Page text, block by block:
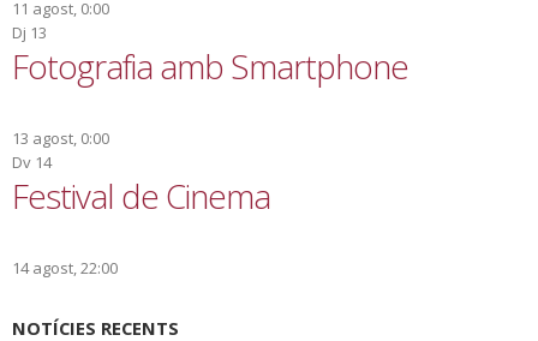
11 agost, 0:00
Dj 13
Fotografia amb Smartphone
13 agost, 0:00
Dv 14
Festival de Cinema
14 agost, 22:00
NOTÍCIES RECENTS